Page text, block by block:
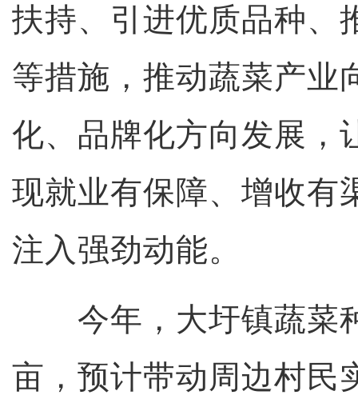
扶持、引进优质品种、
等措施，推动蔬菜产业
化、品牌化方向发展，
现就业有保障、增收有
注入强劲动能。
今年，大圩镇蔬菜
亩，预计带动周边村民